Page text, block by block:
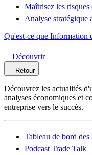
Maîtrisez les risques
Analyse stratégique
Qu'est-ce que Information
Découvrir
Retour
Découvrez les actualités
analyses économiques et
entreprise vers le succès.
Tableau de bord
Podcast Trade Talk